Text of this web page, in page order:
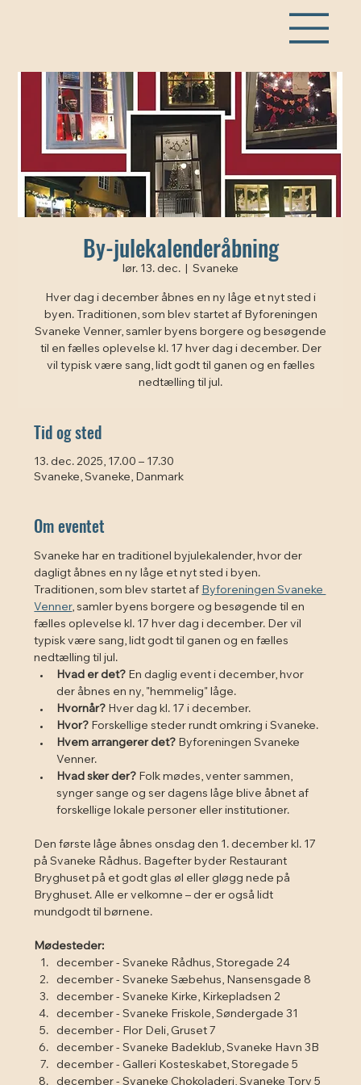
By-julekalenderåbning
lør. 13. dec. Svaneke
Hver dag i december åbnes en ny låge et nyt sted i
byen. Traditionen, som blev startet af Byforeningen
Svaneke Venner, samler byens borgere og besøgende
til en fælles oplevelse kl. 17 hver dag i december. Der
vil typisk være sang, lidt godt til ganen og en fælles
nedtælling til jul.
Tid og sted
13. dec. 2025, 17.00 – 17.30
Svaneke, Svaneke, Danmark
Om eventet
Svaneke har en traditionel byjulekalender, hvor der
dagligt åbnes en ny låge et nyt sted i byen.
Traditionen, som blev startet af Byforeningen Svaneke
Venner, samler byens borgere og besøgende til en
fælles oplevelse kl. 17 hver dag i december. Der vil
typisk være sang, lidt godt til ganen og en fælles
nedtælling til jul.
Hvad er det? En daglig event i december, hvor
der åbnes en ny, "hemmelig" låge.
Hvornår? Hver dag kl. 17 i december.
Hvor? Forskellige steder rundt omkring i Svaneke.
Hvem arrangerer det? Byforeningen Svaneke
Venner.
Hvad sker der? Folk mødes, venter sammen,
synger sange og ser dagens låge blive åbnet af
forskellige lokale personer eller institutioner.
Den første låge åbnes onsdag den 1. december kl. 17
på Svaneke Rådhus. Bagefter byder Restaurant
Bryghuset på et godt glas øl eller gløgg nede på
Bryghuset. Alle er velkomne – der er også lidt
mundgodt til børnene.
Mødesteder:
december - Svaneke Rådhus, Storegade 24
december - Svaneke Sæbehus, Nansensgade 8
december - Svaneke Kirke, Kirkepladsen 2
december - Svaneke Friskole, Søndergade 31
december - Flor Deli, Gruset 7
december - Svaneke Badeklub, Svaneke Havn 3B
december - Galleri Kosteskabet, Storegade 5
december - Svaneke Chokoladeri, Svaneke Torv 5